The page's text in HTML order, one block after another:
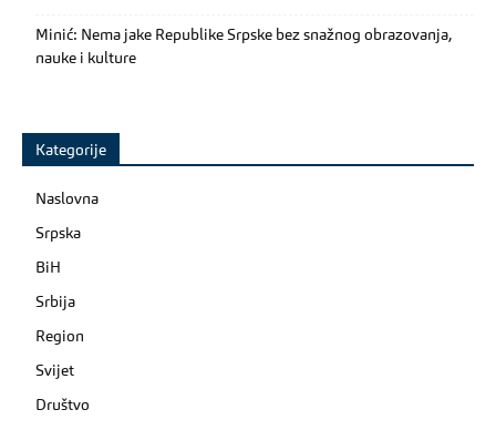
Minić: Nema jake Republike Srpske bez snažnog obrazovanja,
nauke i kulture
Kategorije
Naslovna
Srpska
BiH
Srbija
Region
Svijet
Društvo